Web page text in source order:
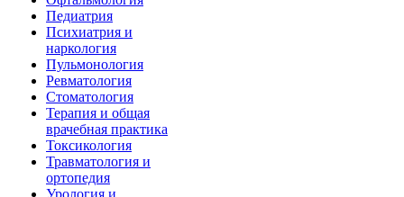
Педиатрия
Психиатрия и
наркология
Пульмонология
Ревматология
Стоматология
Терапия и общая
врачебная практика
Токсикология
Травматология и
ортопедия
Урология и